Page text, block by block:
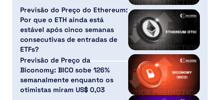
Previsão do Preço do Ethereum:
Por que o ETH ainda está
estável após cinco semanas
consecutivas de entradas de
ETFs?
Previsão de Preço da
Biconomy: BICO sobe 126%
semanalmente enquanto os
otimistas miram US$ 0,03